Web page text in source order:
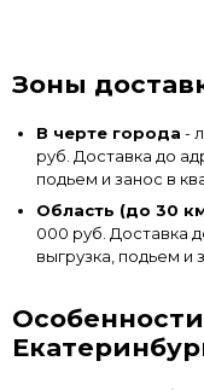
Зоны
В черте города -
руб. Доставка до
подьем и занос в
Область (до 30
000 руб. Доставка
выгрузка, подьем и